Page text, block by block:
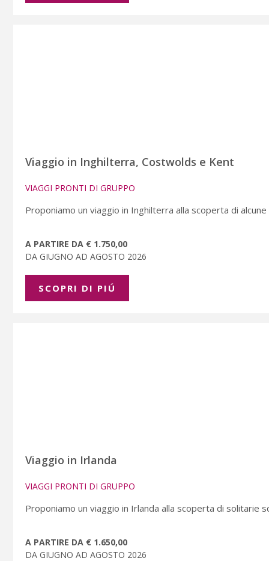
Viaggio in Inghilterra, Costwolds e Kent
VIAGGI PRONTI DI GRUPPO
Proponiamo un viaggio in Inghilterra alla scoperta di
A PARTIRE DA € 1.750,00
DA GIUGNO AD AGOSTO 2026
SCOPRI DI PIÚ
Viaggio in Irlanda
VIAGGI PRONTI DI GRUPPO
Proponiamo un viaggio in Irlanda alla scoperta di solitarie
A PARTIRE DA € 1.650,00
DA GIUGNO AD AGOSTO 2026